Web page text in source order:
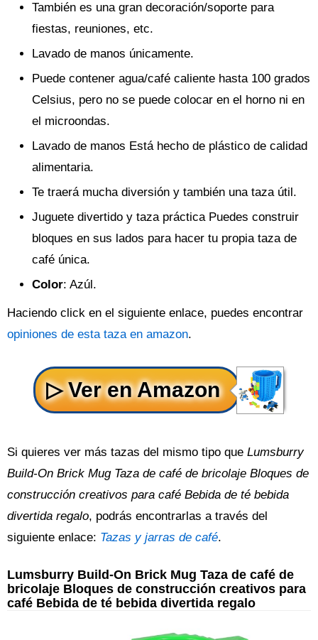
También es una gran decoración/soporte para
fiestas, reuniones, etc.
Lavado de manos únicamente.
Puede contener agua/café caliente hasta 100 grados
Celsius, pero no se puede colocar en el horno ni en
el microondas.
Lavado de manos Está hecho de plástico de calidad
alimentaria.
Te traerá mucha diversión y también una taza útil.
Juguete divertido y taza práctica Puedes construir
bloques en sus lados para hacer tu propia taza de
café única.
Color: Azúl.
Haciendo click en el siguiente enlace, puedes encontrar
opiniones de esta taza en amazon.
Si quieres ver más tazas del mismo tipo que Lumsburry
Build-On Brick Mug Taza de café de bricolaje Bloques de
construcción creativos para café Bebida de té bebida
divertida regalo, podrás encontrarlas a través del
siguiente enlace: Tazas y jarras de café.
Lumsburry Build-On Brick Mug Taza de café de
bricolaje Bloques de construcción creativos para
café Bebida de té bebida divertida regalo